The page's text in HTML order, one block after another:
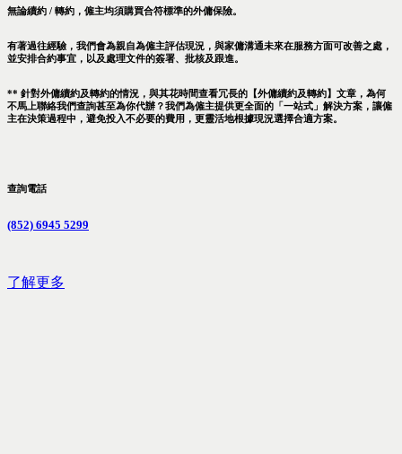
無論續約 / 轉約，僱主均須購買合符標準的外傭保險。
有著過往經驗，我們會為親自為僱主評估現況，與家傭溝通未來在服務方面可改善之處，
並安排合約事宜，以及處理文件的簽署、批核及跟進。
** 針對外傭續約及轉約的情況，與其花時間查看冗長的【外傭續約及轉約】文章，為何
不馬上聯絡我們查詢甚至為你代辦？我們為僱主提供更全面的「一站式」解決方案，讓僱
主在決策過程中，避免投入不必要的費用，更靈活地根據現況選擇合適方案。
查詢電話
(852) 6945 5299
了解更多